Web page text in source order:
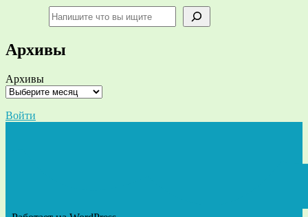
Архивы
Архивы
Войти